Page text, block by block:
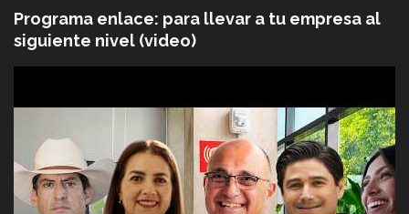
Programa enlace: para llevar a tu empresa al
siguiente nivel (video)